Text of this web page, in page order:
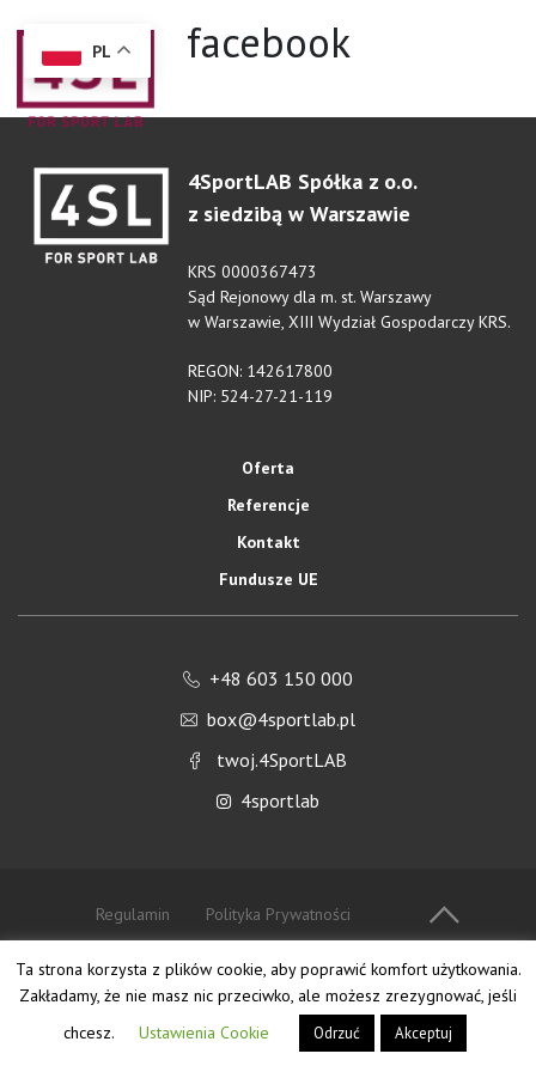
facebook
4SportLAB Spółka z o.o.
z siedzibą w Warszawie
KRS 0000367473
Sąd Rejonowy dla m. st. Warszawy
w Warszawie, XIII Wydział Gospodarczy KRS.
REGON: 142617800
NIP: 524-27-21-119
Oferta
Referencje
Kontakt
Fundusze UE
+48 603 150 000
box@4sportlab.pl
twoj.4SportLAB
4sportlab
© 2019 4sportlab | Wszelkie prawa zastrzeżone.
Regulamin Polityka Prywatności
Ta strona korzysta z plików cookie, aby poprawić komfort użytkowania.
Zakładamy, że nie masz nic przeciwko, ale możesz zrezygnować, jeśli
chcesz.
Ustawienia Cookie Odrzuć Akceptuj
PL